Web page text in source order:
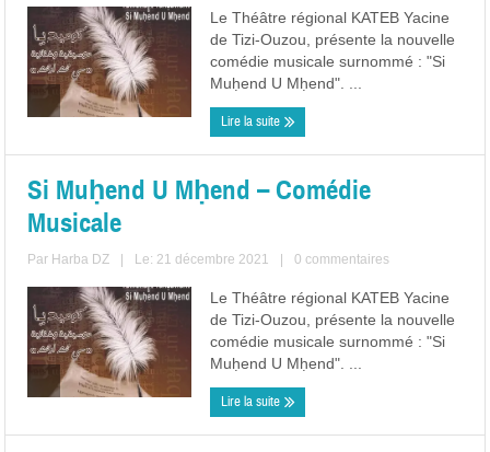
Le Théâtre régional KATEB Yacine
de Tizi-Ouzou, présente la nouvelle
comédie musicale surnommé : "Si
Muḥend U Mḥend". ...
Lire la suite
Si Muḥend U Mḥend – Comédie
Musicale
Par Harba DZ Le: 21 décembre 2021 0 commentaires
Le Théâtre régional KATEB Yacine
de Tizi-Ouzou, présente la nouvelle
comédie musicale surnommé : "Si
Muḥend U Mḥend". ...
Lire la suite